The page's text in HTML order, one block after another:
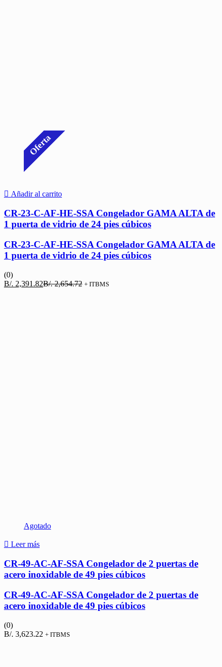
Oferta
Añadir al carrito
CR-23-C-AF-HE-SSA Congelador GAMA ALTA de
1 puerta de vidrio de 24 pies cúbicos
CR-23-C-AF-HE-SSA Congelador GAMA ALTA de
1 puerta de vidrio de 24 pies cúbicos
(0)
B/. 2,391.82El
B/.2,654.72 El
+ ITBMS
Agotado
Leer más
CR-49-AC-AF-SSA Congelador de 2 puertas de
acero inoxidable de 49 pies cúbicos
CR-49-AC-AF-SSA Congelador de 2 puertas de
acero inoxidable de 49 pies cúbicos
(0)
B/. 3,623.22 + ITBMS